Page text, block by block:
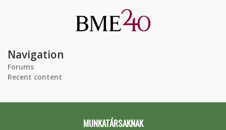
Navigation
Forums
Recent content
MUNKATÁRSAKNAK